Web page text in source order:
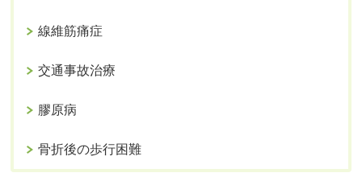
線維筋痛症
交通事故治療
膠原病
骨折後の歩行困難